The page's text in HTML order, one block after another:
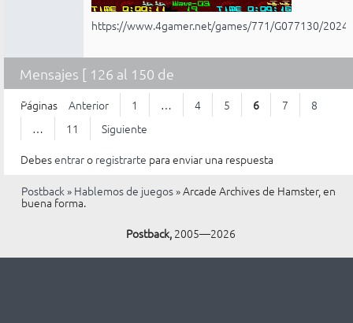
https://www.4gamer.net/games/771/G077130/
Mensajes [ 126 al 150 de
268 ]
Páginas Anterior 1 … 4 5 6 7
8
…
11
Siguiente
Debesentraro registrarte para enviar una respuesta
Postback » Hablemos de juegos»Arcade Archives de Hamster, en
buena forma.
Postback,2005—2026